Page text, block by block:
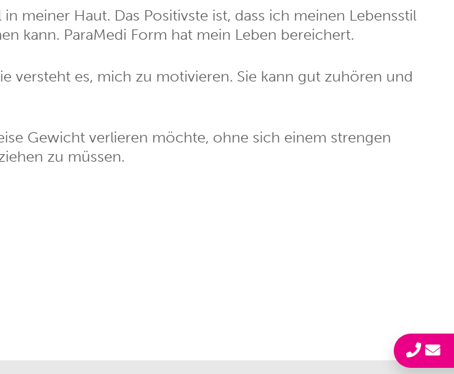
meiner Haut. Das Positivste ist, dass ich meinen Lebensstil
kann. ParaMedi Form hat mein Leben bereichert.
versteht es, mich zu motivieren. Sie kann gut zuhören und
Gewicht verlieren möchte, ohne sich einem strengen
zu müssen.